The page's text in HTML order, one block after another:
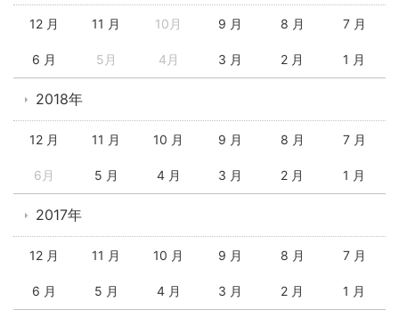
12 月 11 月 10月 9 月 8 月 7 月
6 月 5月 4月 3 月 2 月 1 月
2018年
12 月 11 月 10 月 9 月 8 月 7 月
6月 5 月 4 月 3 月 2 月 1 月
2017年
12 月 11 月 10 月 9 月 8 月 7 月
6 月 5 月 4 月 3 月 2 月 1 月